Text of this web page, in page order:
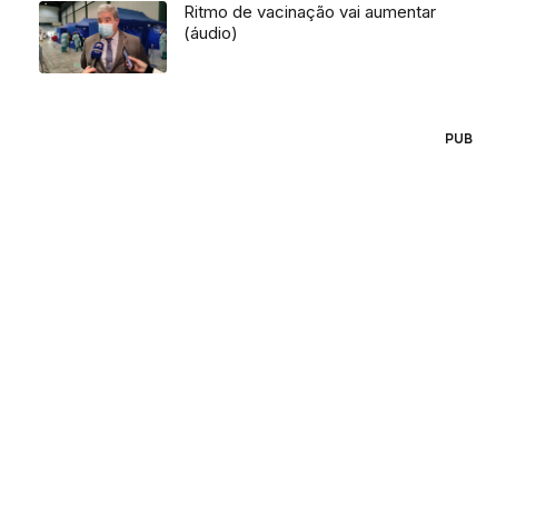
Ritmo de vacinação vai aumentar
(áudio)
PUB